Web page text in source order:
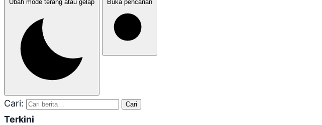
Ubah mode terang atau gelap Buka pencarian
Cari: Cari
Terkini